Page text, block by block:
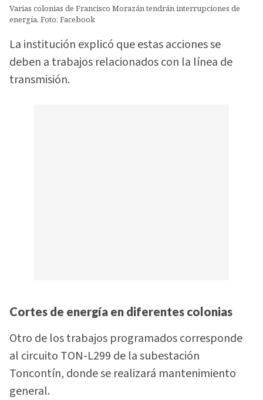
Varias colonias de Francisco Morazán tendrán interrupciones de
energía. Foto: Facebook
La institución explicó que estas acciones se
deben a trabajos relacionados con la línea de
transmisión.
Cortes de energía en diferentes colonias
Otro de los trabajos programados corresponde
al circuito TON-L299 de la subestación
Toncontín, donde se realizará mantenimiento
general.